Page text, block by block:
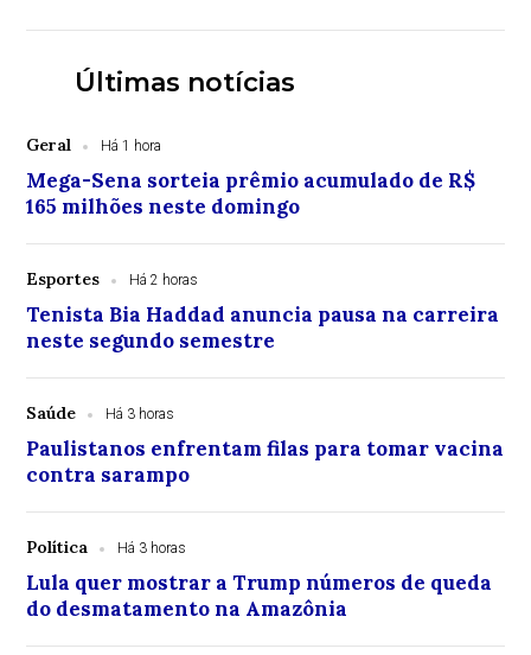
Últimas notícias
Geral Há 1 hora
Mega-Sena sorteia prêmio acumulado de R$
165 milhões neste domingo
Esportes Há 2 horas
Tenista Bia Haddad anuncia pausa na carreira
neste segundo semestre
Saúde Há 3 horas
Paulistanos enfrentam filas para tomar vacina
contra sarampo
Política Há 3 horas
Lula quer mostrar a Trump números de queda
do desmatamento na Amazônia